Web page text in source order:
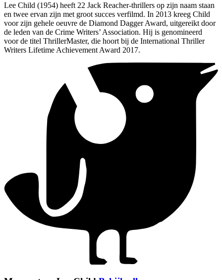
Lee Child (1954) heeft 22 Jack Reacher-thrillers op zijn naam staan
en twee ervan zijn met groot succes verfilmd. In 2013 kreeg Child
voor zijn gehele oeuvre de Diamond Dagger Award, uitgereikt door
de leden van de Crime Writers’ Association. Hij is genomineerd
voor de titel ThrillerMaster, die hoort bij de International Thriller
Writers Lifetime Achievement Award 2017.